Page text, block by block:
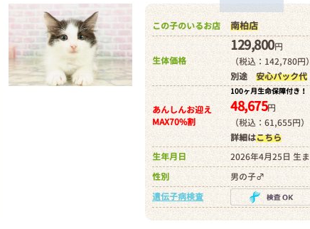
この子のいるお店 南柏店
生体価格
129,800円
（税込：142,780円
別途 安心パック代
あんしんお迎え
MAX70%割
100ヶ月生命保障付き！
48,675円
（税込：61,655円）
詳細はこちら
生年月日
2026年4月25日 生
性別
男の子♂
遺伝子病検査